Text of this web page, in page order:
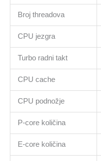
3.2,
1x
USB-
C,
HDMI,
60Wh,
Kb,
No
2Yr
Broj threadova
CPU jezgra
Turbo radni takt
CPU cache
CPU podnožje
P-core količina
E-core količina